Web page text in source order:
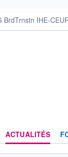
BrdTrnstn IHE-
ACTUALITÉS